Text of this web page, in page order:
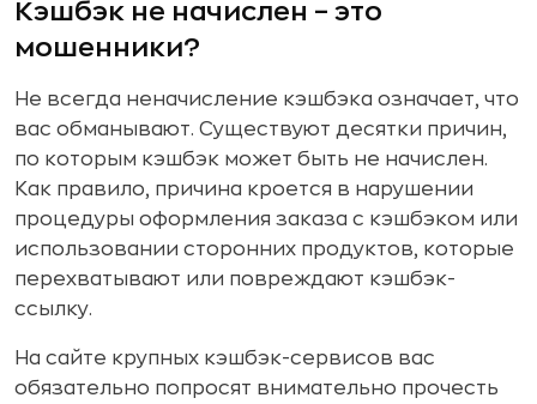
Кэшбэк не начислен – это
мошенники?
Не всегда неначисление кэшбэка означает, что
вас обманывают. Существуют десятки причин,
по которым кэшбэк может быть не начислен.
Как правило, причина кроется в нарушении
процедуры оформления заказа с кэшбэком или
использовании сторонних продуктов, которые
перехватывают или повреждают кэшбэк-
ссылку.
На сайте крупных кэшбэк-сервисов вас
обязательно попросят внимательно прочесть